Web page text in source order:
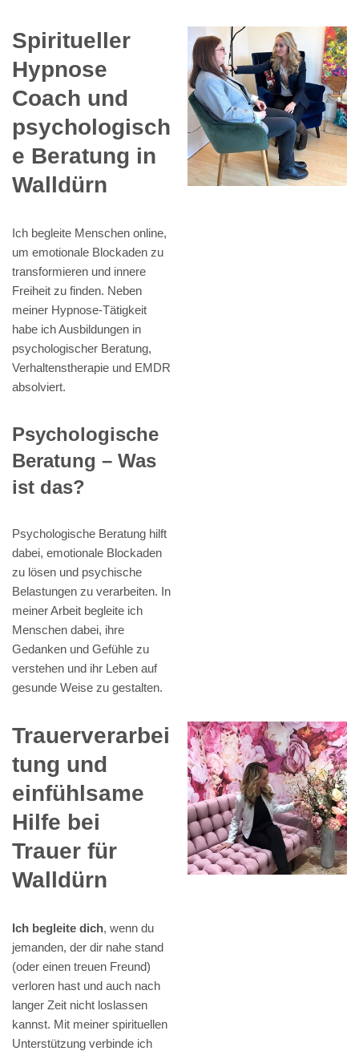
Spiritueller
Hypnose
Coach und
psychologisch
e Beratung in
Walldürn
Ich begleite Menschen online,
um emotionale Blockaden zu
transformieren und innere
Freiheit zu finden. Neben
meiner Hypnose-Tätigkeit
habe ich Ausbildungen in
psychologischer Beratung,
Verhaltenstherapie und EMDR
absolviert.
Psychologische
Beratung – Was
ist das?
Psychologische Beratung hilft
dabei, emotionale Blockaden
zu lösen und psychische
Belastungen zu verarbeiten. In
meiner Arbeit begleite ich
Menschen dabei, ihre
Gedanken und Gefühle zu
verstehen und ihr Leben auf
gesunde Weise zu gestalten.
Trauerverarbei
tung und
einfühlsame
Hilfe bei
Trauer für
Walldürn
Ich begleite dich, wenn du
jemanden, der dir nahe stand
(oder einen treuen Freund)
verloren hast und auch nach
langer Zeit nicht loslassen
kannst. Mit meiner spirituellen
Unterstützung verbinde ich